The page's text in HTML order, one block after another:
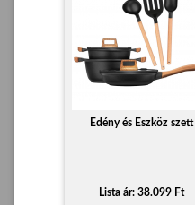
Edény és Eszköz szett
Lista ár: 38.099 Ft